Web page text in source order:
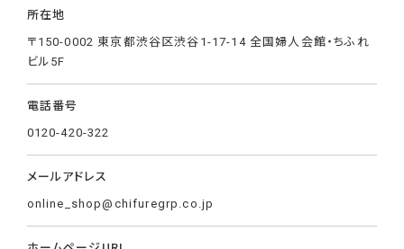
所在地
〒150-0002 東京都渋谷区渋谷1-17-14 全国婦人会館・ちふれ
ビル5F
電話番号
0120-420-322
メールアドレス
online_shop@chifuregrp.co.jp